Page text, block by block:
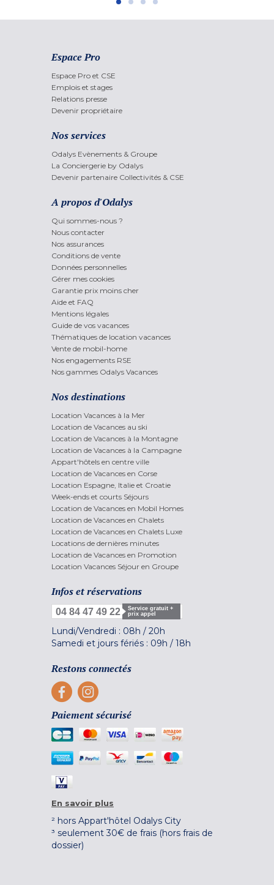
Espace Pro
Espace Pro et CSE
Emplois et stages
Relations presse
Devenir propriétaire
Nos services
Odalys Evènements & Groupe
La Conciergerie by Odalys
Devenir partenaire Collectivités & CSE
A propos d'Odalys
Qui sommes-nous ?
Nous contacter
Nos assurances
Conditions de vente
Données personnelles
Gérer mes cookies
Garantie prix moins cher
Aide et FAQ
Mentions légales
Guide de vos vacances
Thématiques de location vacances
Vente de mobil-home
Nos engagements RSE
Nos gammes Odalys Vacances
Nos destinations
Location Vacances à la Mer
Location de Vacances au ski
Location de Vacances à la Montagne
Location de Vacances à la Campagne
Appart'hôtels en centre ville
Location de Vacances en Corse
Location Espagne, Italie et Croatie
Week-ends et courts Séjours
Location de Vacances en Mobil Homes
Location de Vacances en Chalets
Location de Vacances en Chalets Luxe
Locations de dernières minutes
Location de Vacances en Promotion
Location Vacances Séjour en Groupe
Infos et réservations
04 84 47 49 22
Service gratuit +
prix appel
Lundi/Vendredi : 08h / 20h
Samedi et jours fériés : 09h / 18h
Restons connectés
Paiement sécurisé
En savoir plus
² hors Appart'hôtel Odalys City
³ seulement 30€ de frais (hors frais de
dossier)